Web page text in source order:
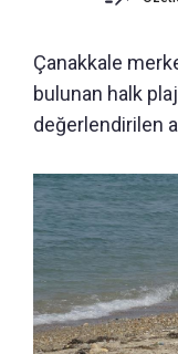
Çanakkale
bulunan halk
değerlendirilen